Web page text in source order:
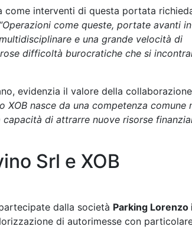
come interventi di questa portata
“Operazioni come queste, portate avanti
e una grande velocità di
difficoltà burocratiche che si
evidenzia il valore della
XOB nasce da una competenza comune
di attrarre nuove risorse
Srl e XOB
dalla società Parking Lorenzo
di autorimesse con